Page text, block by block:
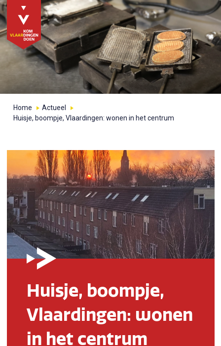
Home
Actueel
Huisje, boompje, Vlaardingen: wonen in het centrum
Huisje, boompje,
Vlaardingen: wonen
in het centrum